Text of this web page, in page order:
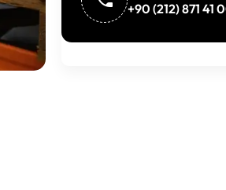
+90 (212) 871 41